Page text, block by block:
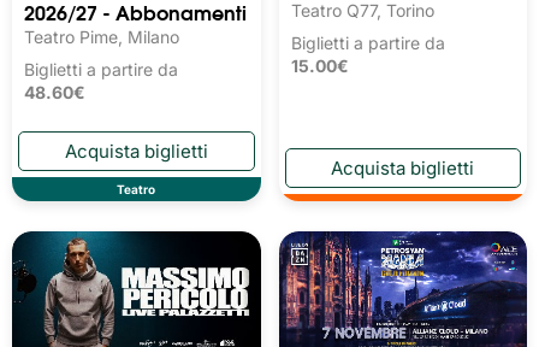
2026/27 - Abbonamenti
Teatro Pime, Milano
Biglietti a partire da
48.60€
Teatro
Teatro Q77, Torino
Biglietti a partire da
15.00€